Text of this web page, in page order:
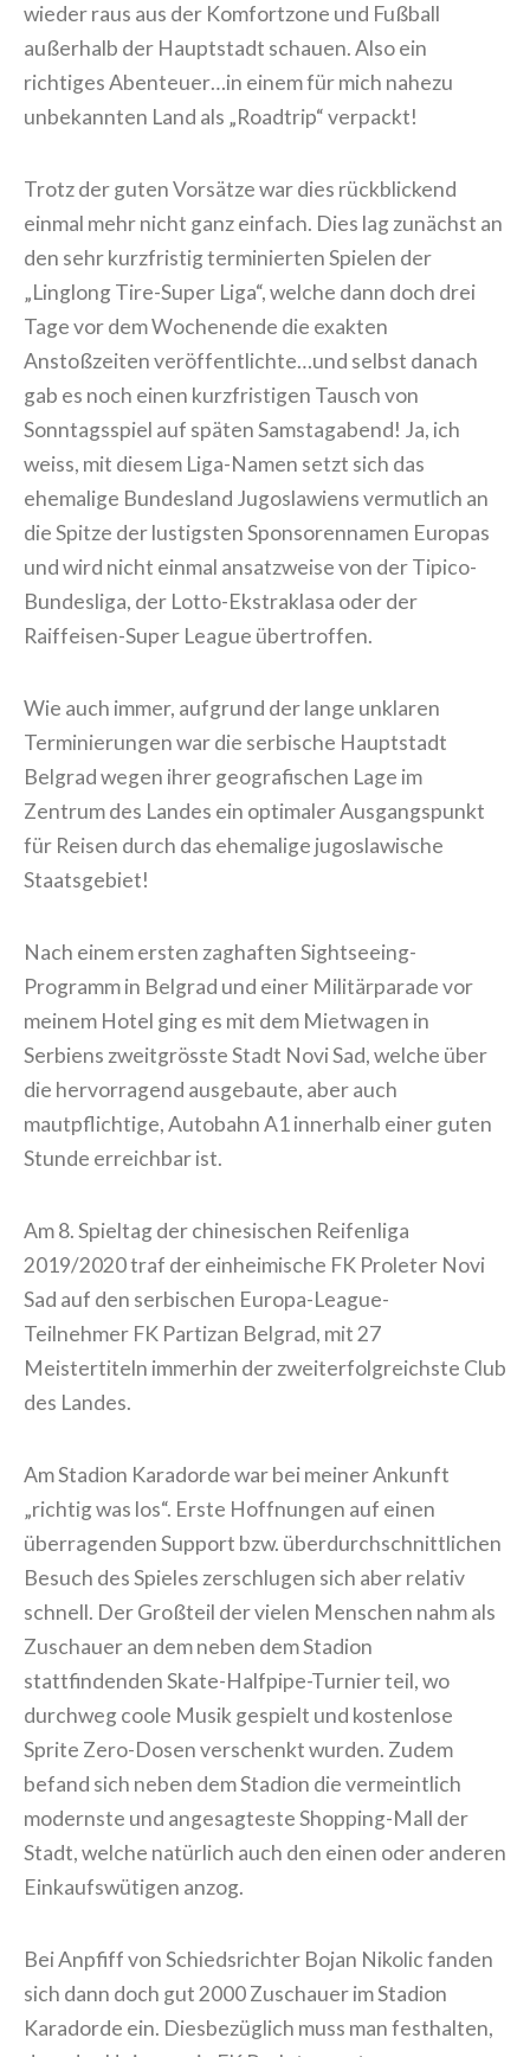
wieder raus aus der Komfortzone und Fußball
außerhalb der Hauptstadt schauen. Also ein
richtiges Abenteuer…in einem für mich nahezu
unbekannten Land als „Roadtrip“ verpackt!
Trotz der guten Vorsätze war dies rückblickend
einmal mehr nicht ganz einfach. Dies lag zunächst an
den sehr kurzfristig terminierten Spielen der
„Linglong Tire-Super Liga“, welche dann doch drei
Tage vor dem Wochenende die exakten
Anstoßzeiten veröffentlichte…und selbst danach
gab es noch einen kurzfristigen Tausch von
Sonntagsspiel auf späten Samstagabend! Ja, ich
weiss, mit diesem Liga-Namen setzt sich das
ehemalige Bundesland Jugoslawiens vermutlich an
die Spitze der lustigsten Sponsorennamen Europas
und wird nicht einmal ansatzweise von der Tipico-
Bundesliga, der Lotto-Ekstraklasa oder der
Raiffeisen-Super League übertroffen.
Wie auch immer, aufgrund der lange unklaren
Terminierungen war die serbische Hauptstadt
Belgrad wegen ihrer geografischen Lage im
Zentrum des Landes ein optimaler Ausgangspunkt
für Reisen durch das ehemalige jugoslawische
Staatsgebiet!
Nach einem ersten zaghaften Sightseeing-
Programm in Belgrad und einer Militärparade vor
meinem Hotel ging es mit dem Mietwagen in
Serbiens zweitgrösste Stadt Novi Sad, welche über
die hervorragend ausgebaute, aber auch
mautpflichtige, Autobahn A1 innerhalb einer guten
Stunde erreichbar ist.
Am 8. Spieltag der chinesischen Reifenliga
2019/2020 traf der einheimische FK Proleter Novi
Sad auf den serbischen Europa-League-
Teilnehmer FK Partizan Belgrad, mit 27
Meistertiteln immerhin der zweiterfolgreichste Club
des Landes.
Am Stadion Karadorde war bei meiner Ankunft
„richtig was los“. Erste Hoffnungen auf einen
überragenden Support bzw. überdurchschnittlichen
Besuch des Spieles zerschlugen sich aber relativ
schnell. Der Großteil der vielen Menschen nahm als
Zuschauer an dem neben dem Stadion
stattfindenden Skate-Halfpipe-Turnier teil, wo
durchweg coole Musik gespielt und kostenlose
Sprite Zero-Dosen verschenkt wurden. Zudem
befand sich neben dem Stadion die vermeintlich
modernste und angesagteste Shopping-Mall der
Stadt, welche natürlich auch den einen oder anderen
Einkaufswütigen anzog.
Bei Anpfiff von Schiedsrichter Bojan Nikolic fanden
sich dann doch gut 2000 Zuschauer im Stadion
Karadorde ein. Diesbezüglich muss man festhalten,